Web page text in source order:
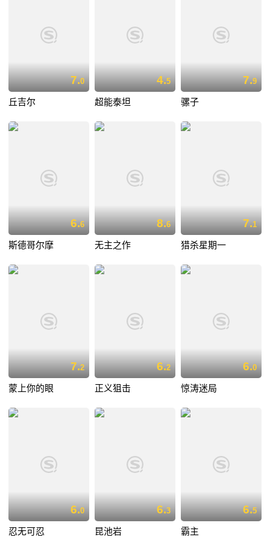
7.0
丘吉尔
4.5
超能泰坦
7.9
骡子
6.6
斯德哥尔摩
8.6
无主之作
7.1
猎杀星期一
7.2
蒙上你的眼
6.2
正义狙击
6.0
惊涛迷局
6.0
忍无可忍
6.3
昆池岩
6.5
霸主